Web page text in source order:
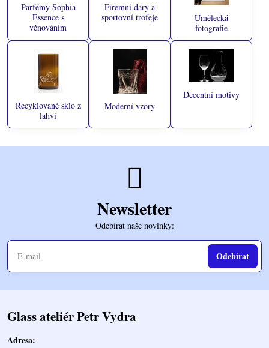
Parfémy Sophia
Essence s
věnováním
Firemní dary a
sportovní trofeje
Umělecká
fotografie
Recyklované sklo z
lahví
Moderní vzory
Decentní motivy
Newsletter
Odebírat naše novinky:
Odebírat
Glass ateliér Petr Vydra
Adresa: